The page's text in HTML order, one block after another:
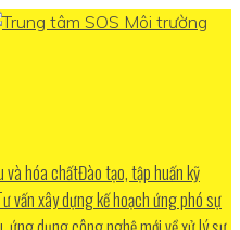
và hóa chấtĐào tạo, tập huấn kỹ
vấn xây dựng kế hoạch ứng phó sự